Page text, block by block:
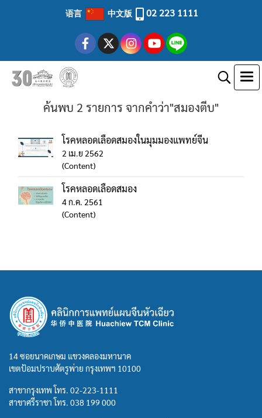
语言 中文版 02 223 1111
ค้นพบ 2 รายการ จากคำว่า"สมองตีบ"
โรคหลอดเลือดสมองในมุมมองแพทย์จีน
2 เม.ย 2562
(Content)
โรคหลอดเลือดสมอง
4 ก.ค. 2561
(Content)
14 ซอยนาคเกษม แขวงคลองมหานาค
เขตป้อมปราบศัตรูพ่าย กรุงเทพฯ 10100
สาขากรุงเทพ โทร. 02-223-1111
สาขาศรีราชา โทร. 038 199 000